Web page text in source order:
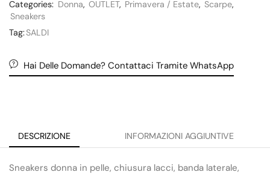
Categories: Donna, OUTLET, Primavera / Estate, Scarpe,
Sneakers
Tag:SALDI
Hai Delle Domande? Contattaci Tramite WhatsApp
DESCRIZIONE INFORMAZIONI AGGIUNTIVE
Sneakers donna in pelle, chiusura lacci, banda laterale,